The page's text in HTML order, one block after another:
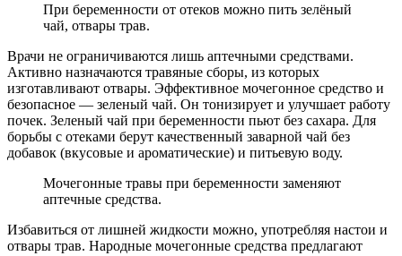
При беременности от отеков можно пить зелёный
чай, отвары трав.
Врачи не ограничиваются лишь аптечными средствами.
Активно назначаются травяные сборы, из которых
изготавливают отвары. Эффективное мочегонное средство и
безопасное — зеленый чай. Он тонизирует и улучшает работу
почек. Зеленый чай при беременности пьют без сахара. Для
борьбы с отеками берут качественный заварной чай без
добавок (вкусовые и ароматические) и питьевую воду.
Мочегонные травы при беременности заменяют
аптечные средства.
Избавиться от лишней жидкости можно, употребляя настои и
отвары трав. Народные мочегонные средства предлагают